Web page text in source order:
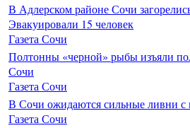
В Адлерском районе Сочи
Эвакуировали 15 человек
Газета Сочи
Полтонны «черной» рыбы изъяли
Сочи
Газета Сочи
В Сочи ожидаются сильные ливни с
Газета Сочи